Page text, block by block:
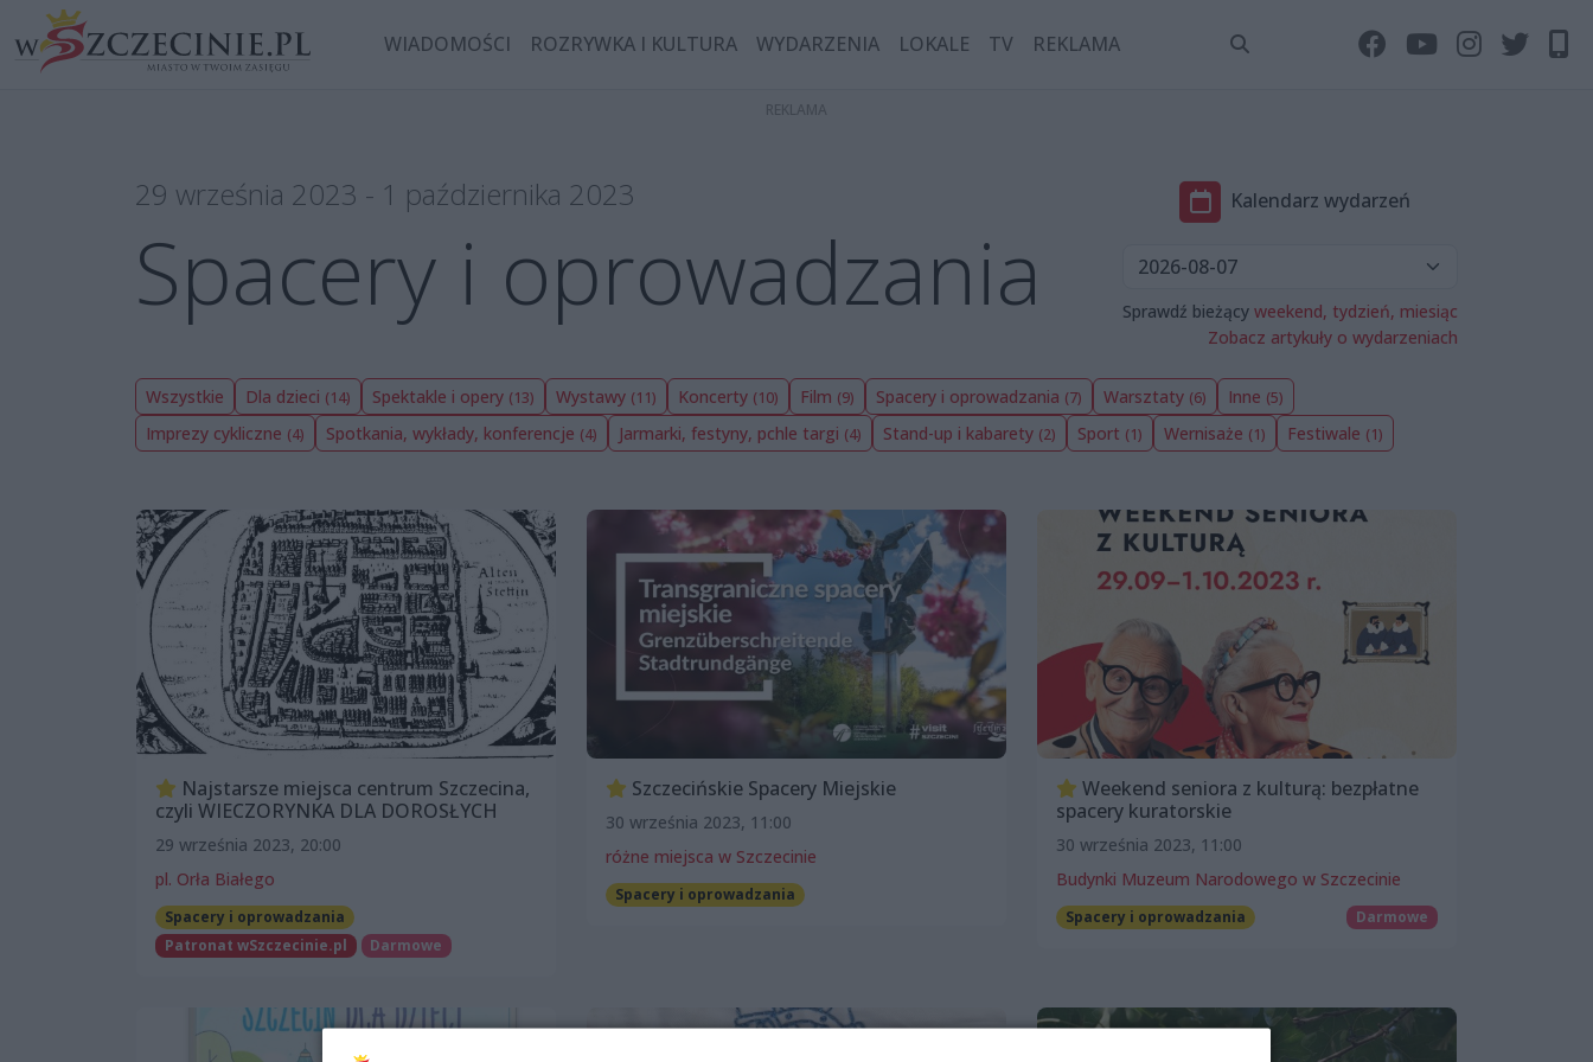
WIADOMOŚCI ROZRYWKA I KULTURA WYDARZENIA LOKALE TV REKLAMA
29 września 2023 - 1 października 2023
Spacery i oprowadzania
Kalendarz wydarzeń
Sprawdź bieżący weekend, tydzień, miesiąc
Zobacz artykuły o wydarzeniach
Wszystkie Dla dzieci (14) Spektakle i opery (13) Wystawy (11) Koncerty (10) Film (9) Spacery i oprowadzania (7) Warsztaty (6) Inne (5)
Imprezy cykliczne (4) Spotkania, wykłady, konferencje (4) Jarmarki, festyny, pchle targi (4) Stand-up i kabarety (2) Sport (1) Wernisaże (1) Festiwale (1)
Najstarsze miejsca centrum Szczecina,
czyli WIECZORYNKA DLA DOROSŁYCH
29 września 2023, 20:00
pl. Orła Białego
Spacery i oprowadzania
Patronat wSzczecinie.pl
Darmowe
Szczecińskie Spacery Miejskie
30 września 2023, 11:00
różne miejsca w Szczecinie
Spacery i oprowadzania
Weekend seniora z kulturą: bezpłatne
spacery kuratorskie
30 września 2023, 11:00
Budynki Muzeum Narodowego w Szczecinie
Spacery i oprowadzania Darmowe